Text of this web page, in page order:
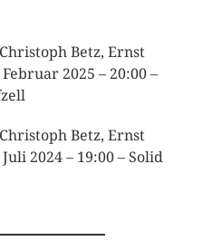
Betz, Ernst
2025 – 20:00 –
Betz, Ernst
2024 – 19:00 – Solid